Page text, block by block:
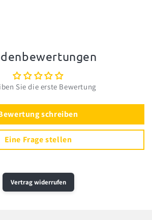
Sie die erste Bewertung
schreiben
Eine Frage stellen
Vertrag widerrufen